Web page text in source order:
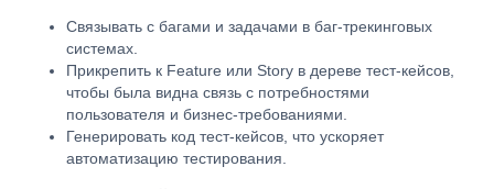
Связывать с багами и задачами в баг-трекинговых
системах.
Прикрепить к Feature или Story в дереве тест-кейсов,
чтобы была видна связь с потребностями
пользователя и бизнес-требованиями.
Генерировать код тест-кейсов, что ускоряет
автоматизацию тестирования.